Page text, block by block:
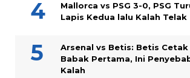
Mallorca vs PSG 3-0, PSG
Lapis Kedua lalu Kalah Telak
Arsenal vs Betis: Betis Cetak
Babak Pertama, Ini
Kalah